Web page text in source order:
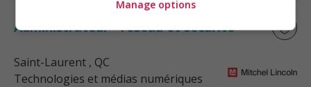
Administrateur - réseau et sécurité
Saint-Laurent , QC
Technologies et médias numériques
Manage options